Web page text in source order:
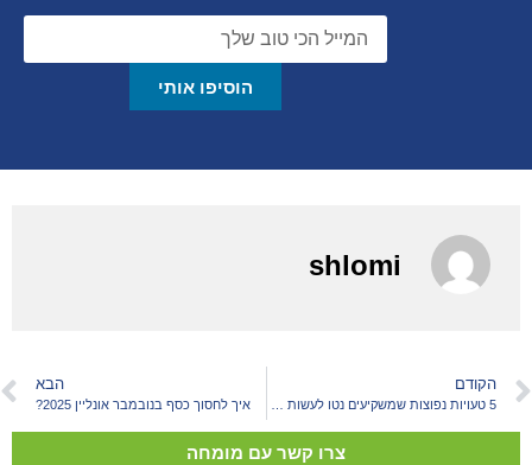
הוסיפו אותי
shlomi
הקודם הבא
איך לחסוך כסף בנובמבר אונליין 2025?
צרו קשר עם מומחה